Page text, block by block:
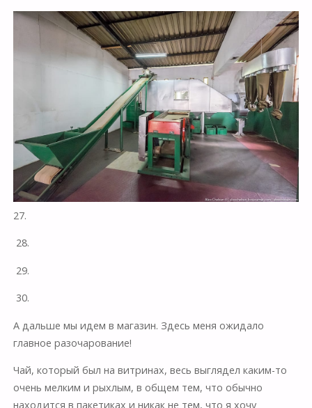
27.
28.
29.
30.
А дальше мы идем в магазин. Здесь меня ожидало
главное разочарование!
Чай, который был на витринах, весь выглядел каким-то
очень мелким и рыхлым, в общем тем, что обычно
находится в пакетиках и никак не тем, что я хочу